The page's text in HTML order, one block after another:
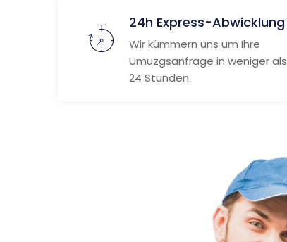
24h Express-Abwicklung
Wir kümmern uns um Ihre
Umuzgsanfrage in weniger als
24 Stunden.